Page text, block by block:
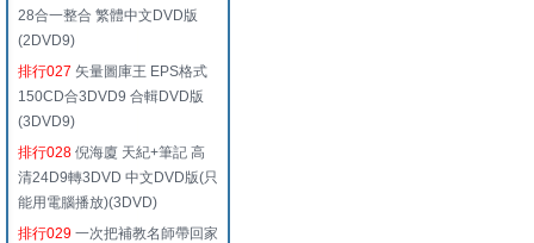
28合一整合 繁體中文DVD版
(2DVD9)
排行027 矢量圖庫王 EPS格式
150CD合3DVD9 合輯DVD版
(3DVD9)
排行028 倪海廈 天紀+筆記 高
清24D9轉3DVD 中文DVD版(只
能用電腦播放)(3DVD)
排行029 一次把補教名師帶回家